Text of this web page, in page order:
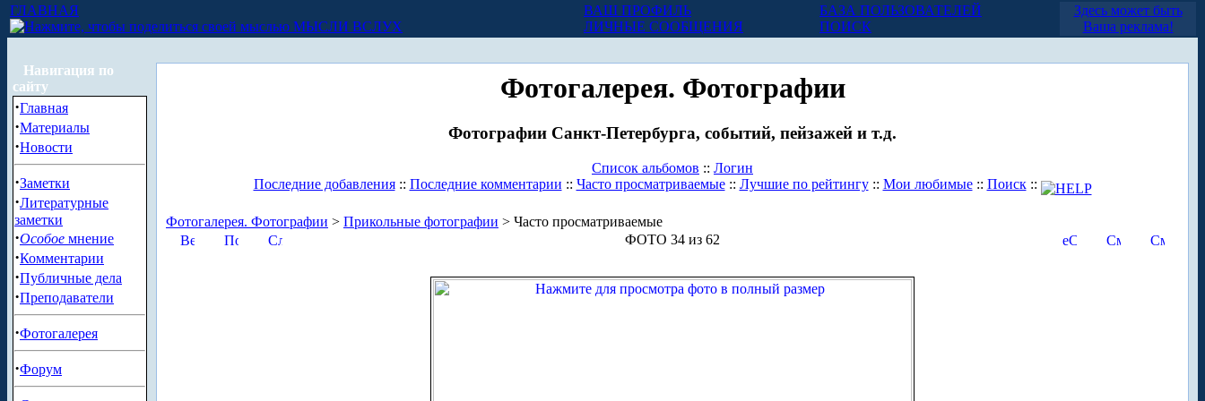
ГЛАВНАЯ
МЫСЛИ ВСЛУХ
ВАШ ПРОФИЛЬ
ЛИЧНЫЕ СООБЩЕНИЯ
БАЗА ПОЛЬЗОВАТЕЛЕЙ
ПОИСК
Здесь может быть
Ваша реклама!
Навигация по
сайту
·Главная
·Материалы
·Новости
·Заметки
·Литературные
заметки
·Особое мнение
·Комментарии
·Публичные дела
·Преподаватели
·Фотогалерея
·Форум
Фотогалерея. Фотографии
Фотографии Санкт-Петербурга, событий, пейзажей и т.д.
Список альбомов :: Логин
Последние добавления:: Последние комментарии :: Часто просматриваемые:: Лучшие по рейтингу:: Мои любимые:: Поиск::
Фотогалерея. Фотографии > Прикольные фотографии > Часто просматриваемые
ФОТО 34 из 62